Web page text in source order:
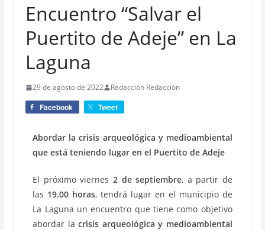
Encuentro “Salvar el
Puertito de Adeje” en La
Laguna
29 de agosto de 2022 Redacción Redacción
Facebook Tweet
Abordar la crisis arqueológica y medioambiental
que está teniendo lugar en el Puertito de Adeje
El próximo viernes 2 de septiembre, a partir de
las 19.00 horas, tendrá lugar en el municipio de
La Laguna un encuentro que tiene como objetivo
abordar lacrisis arqueológica y medioambiental